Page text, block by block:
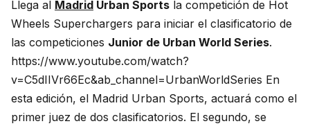
Llega al Madrid Urban Sports la competición de Hot
Wheels Superchargers para iniciar el clasificatorio de
las competiciones Junior de Urban World Series.
https://www.youtube.com/watch?
v=C5dIIVr66Ec&ab_channel=UrbanWorldSeries En
esta edición, el Madrid Urban Sports, actuará como el
primer juez de dos clasificatorios. El segundo, se